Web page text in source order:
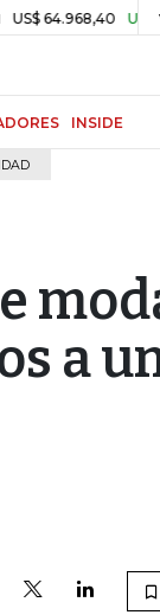
US$ 856,80
INSIDE
a